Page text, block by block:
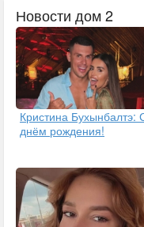
Новости дом 2
Кристина Бухынбалтэ:
днём рождения!